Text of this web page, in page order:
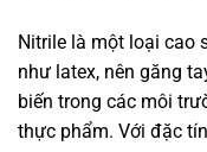
Nitrile là một loại cao
như latex, nên găng
biến trong các môi
thực phẩm. Với đặc